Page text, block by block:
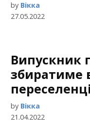
by Вікка
27.05.2022
Випускник
збиратиме
by Вікка
21.04.2022